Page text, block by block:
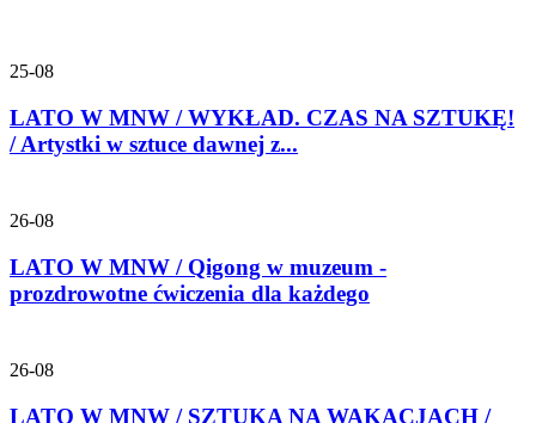
25-08
LATO W MNW / WYKŁAD. CZAS NA SZTUKĘ!
/ Artystki w sztuce dawnej z...
26-08
LATO W MNW / Qigong w muzeum -
prozdrowotne ćwiczenia dla każdego
26-08
LATO W MNW / SZTUKA NA WAKACJACH /